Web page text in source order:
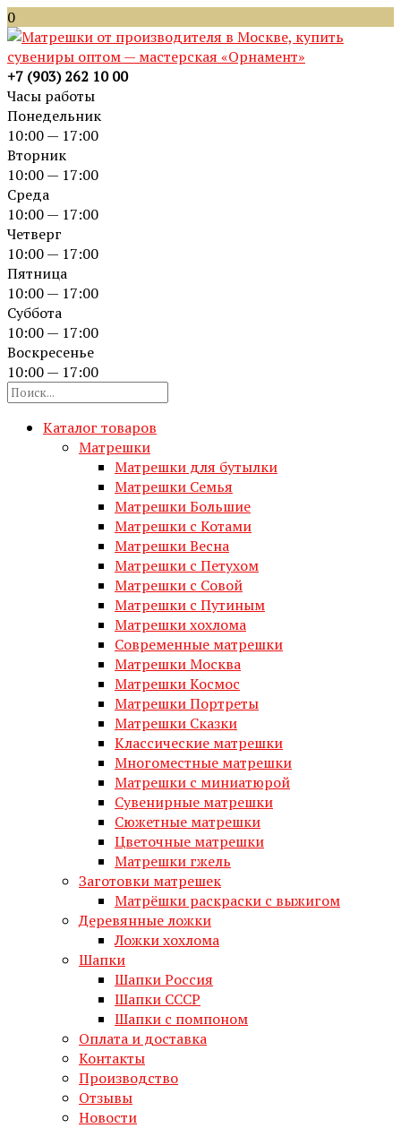
0
+7 (903) 262 10 00
Часы работы
Понедельник
10:00 — 17:00
Вторник
10:00 — 17:00
Среда
10:00 — 17:00
Четверг
10:00 — 17:00
Пятница
10:00 — 17:00
Суббота
10:00 — 17:00
Воскресенье
10:00 — 17:00
Каталог товаров
Матрешки
Матрешки для бутылки
Матрешки Семья
Матрешки Большие
Матрешки с Котами
Матрешки Весна
Матрешки с Петухом
Матрешки с Совой
Матрешки с Путиным
Матрешки хохлома
Современные матрешки
Матрешки Москва
Матрешки Космос
Матрешки Портреты
Матрешки Сказки
Классические матрешки
Многоместные матрешки
Матрешки с миниатюрой
Сувенирные матрешки
Сюжетные матрешки
Цветочные матрешки
Матрешки гжель
Заготовки матрешек
Матрёшки раскраски с выжигом
Деревянные ложки
Ложки хохлома
Шапки
Шапки Россия
Шапки СССР
Шапки с помпоном
Оплата и доставка
Контакты
Производство
Отзывы
Новости